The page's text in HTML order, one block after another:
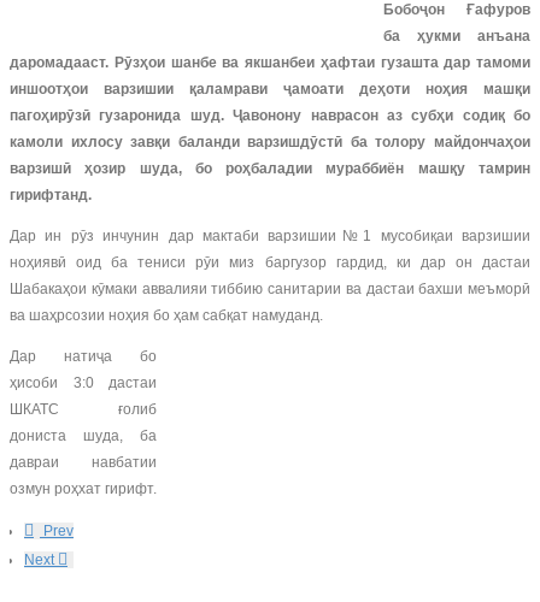
Бобоҷон Ғафуров
ба ҳукми анъана
даромадааст. Рӯзҳои шанбе ва якшанбеи ҳафтаи гузашта дар тамоми
иншоотҳои варзишии қаламрави ҷамоати деҳоти ноҳия машқи
пагоҳирӯзӣ гузаронида шуд. Ҷавонону наврасон аз субҳи содиқ бо
камоли ихлосу завқи баланди варзишдӯстӣ ба толору майдончаҳои
варзишӣ ҳозир шуда, бо роҳбаладии мураббиён машқу тамрин
гирифтанд.
Дар ин рӯз инчунин дар мактаби варзишии№1 мусобиқаи варзишии
ноҳиявӣ оид ба тениси рӯи миз баргузор гардид, ки дар он дастаи
Шабакаҳои кӯмаки аввалияи тиббию санитарии ва дастаи бахши меъморӣ
ва шаҳрсозии ноҳия бо ҳам сабқат намуданд.
Дар натиҷа бо
ҳисоби 3:0 дастаи
ШКАТС ғолиб
дониста шуда, ба
давраи навбатии
озмун роҳхат гирифт.
Prev
Next